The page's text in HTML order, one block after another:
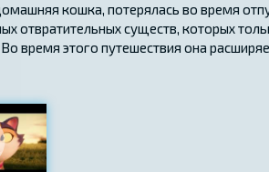
кошка, потерялась во время
отвратительных существ, которых
время этого путешествия она